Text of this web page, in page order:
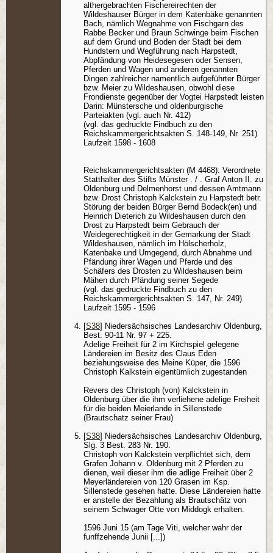
althergebrachten Fischereirechten der
Wildeshauser Bürger in dem Katenbäke genannten
Bach, nämlich Wegnahme von Fischgarn des
Rabbe Becker und Braun Schwinge beim Fischen
auf dem Grund und Boden der Stadt bei dem
Hundstern und Wegführung nach Harpstedt,
Abpfändung von Heidesegesen oder Sensen,
Pferden und Wagen und anderen genannten
Dingen zahlreicher namentlich aufgeführter Bürger
bzw. Meier zu Wildeshausen, obwohl diese
Frondienste gegenüber der Vogtei Harpstedt leisten
Darin: Münstersche und oldenburgische
Parteiakten (vgl. auch Nr. 412)
(vgl. das gedruckte Findbuch zu den
Reichskammergerichtsakten S. 148-149, Nr. 251)
Laufzeit 1598 - 1608
Reichskammergerichtsakten (M 4468): Verordnete
Statthalter des Stifts Münster . / . Graf Anton II. zu
Oldenburg und Delmenhorst und dessen Amtmann
bzw. Drost Christoph Kalckstein zu Harpstedt betr.
Störung der beiden Bürger Bernd Bodeck(en) und
Heinrich Dieterich zu Wildeshausen durch den
Drost zu Harpstedt beim Gebrauch der
Weidegerechtigkeit in der Gemarkung der Stadt
Wildeshausen, nämlich im Hölscherholz,
Katenbake und Umgegend, durch Abnahme und
Pfändung ihrer Wagen und Pferde und des
Schäfers des Drosten zu Wildeshausen beim
Mähen durch Pfändung seiner Segede
(vgl. das gedruckte Findbuch zu den
Reichskammergerichtsakten S. 147, Nr. 249)
Laufzeit 1595 - 1596
[S38] Niedersächsisches Landesarchiv Oldenburg,
Best. 90-11 Nr. 97 + 225.
Adelige Freiheit für 2 im Kirchspiel gelegene
Ländereien im Besitz des Claus Eden
beziehungsweise des Meine Küper, die 1596
Christoph Kalkstein eigentümlich zugestanden
Revers des Christoph (von) Kalckstein in
Oldenburg über die ihm verliehene adelige Freiheit
für die beiden Meierlande in Sillenstede
(Brautschatz seiner Frau)
[S38] Niedersächsisches Landesarchiv Oldenburg,
Slg. 3 Best. 283 Nr. 190.
Christoph von Kalckstein verpflichtet sich, dem
Grafen Johann v. Oldenburg mit 2 Pferden zu
dienen, weil dieser ihm die adlige Freiheit über 2
Meyerländereien von 120 Grasen im Ksp.
Sillenstede gesehen hatte. Diese Ländereien hatte
er anstelle der Bezahlung als Brautschätz von
seinem Schwager Otte von Middogk erhalten.
1596 Juni 15 (am Tage Viti, welcher wahr der
funffzehende Junii [...])